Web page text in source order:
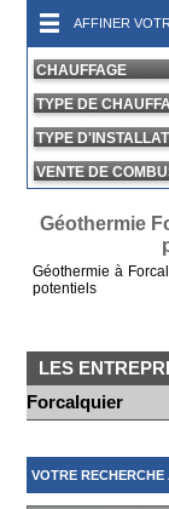
AFFINER
CHAUFFAGE
TYPE DE
TYPE
VENTE DE
Géothermie
Géothermie à
potentiels
LES
Forcalquier
VOTRE